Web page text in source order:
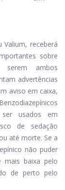
Valium, receberá
sobre
serem ambos
advertências
aviso em caixa,
usados ​​em
de sedação
até morte. Se a
não puder
mais baixa pelo
de perto pelo